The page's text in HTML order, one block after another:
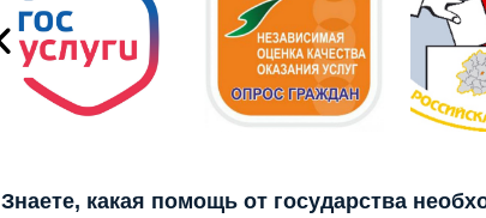
Знаете, какая помощь от государства